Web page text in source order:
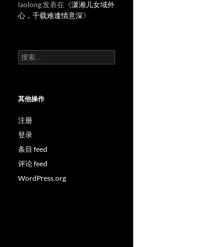
laolong发表在《潇湘儿女域外
心，千载难逢情意深》
搜
索：
其他操作
注册
登录
条目 feed
评论 feed
WordPress.org